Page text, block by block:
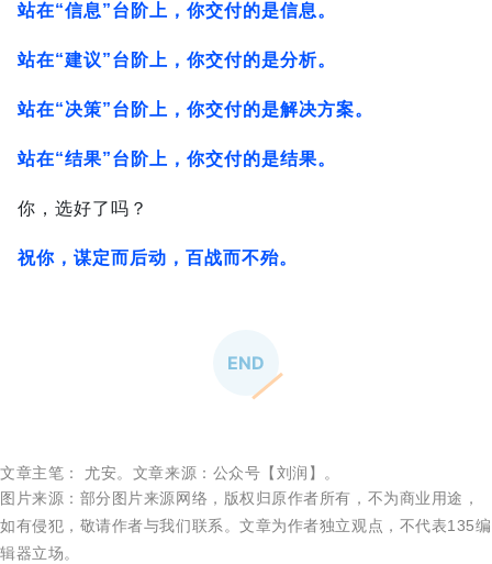
站在“信息”台阶上，你交付的是信息。
站在“建议”台阶上，你交付的是分析。
站在“决策”台阶上，你交付的是解决方案。
站在“结果”台阶上，你交付的是结果。
你，选好了吗？
祝你，谋定而后动，百战而不殆。
END
文章主笔： 尤安。 文章来源：公众号【刘润】。
图片来源：部分图片来源网络，版权归原作者所有，不为商业用途，
如有侵犯，敬请作者与我们联系。文章为作者独立观点，不代表135编
辑器立场。